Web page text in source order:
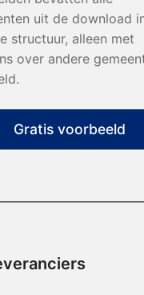
uit de download
structuur, alleen met
over andere
Gratis voorbeeld